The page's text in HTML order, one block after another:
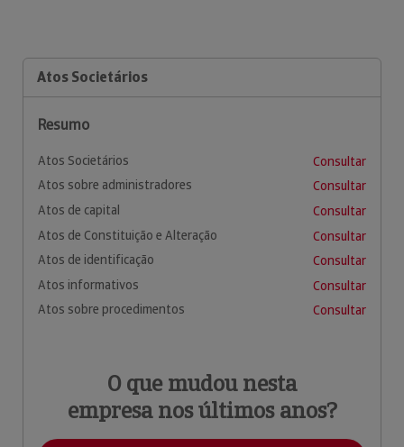
Atos Societários
Resumo
Atos Societários
Consultar
Atos sobre administradores
Consultar
Atos de capital
Consultar
Atos de Constituição e Alteração
Consultar
Atos de identificação
Consultar
Atos informativos
Consultar
Atos sobre procedimentos
Consultar
O que mudou nesta
empresa nos últimos anos?